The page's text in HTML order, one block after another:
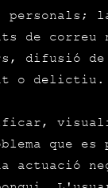
de correu
difusió
o delictiu.
que